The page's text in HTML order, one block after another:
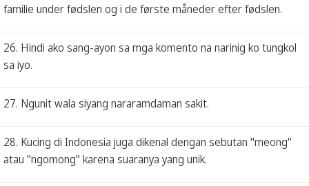
familie under fødslen og i de første måneder efter fødslen.
26. Hindi ako sang-ayon sa mga komento na narinig ko tungkol
sa iyo.
27. Ngunit wala siyang nararamdaman sakit.
28. Kucing di Indonesia juga dikenal dengan sebutan "meong"
atau "ngomong" karena suaranya yang unik.